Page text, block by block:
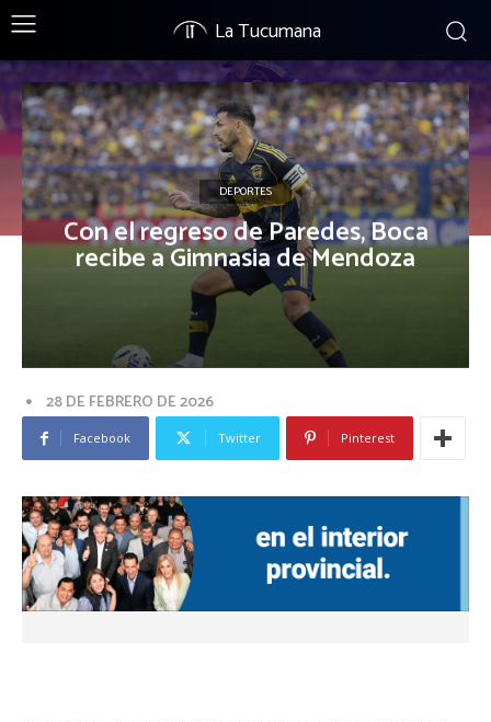
La Tucumana
DEPORTES
Con el regreso de Paredes, Boca
recibe a Gimnasia de Mendoza
28 DE FEBRERO DE 2026
Facebook Twitter Pinterest